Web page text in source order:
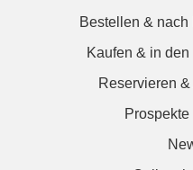
Bestellen &
Kaufen & in
Reservieren